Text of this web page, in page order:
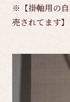
※【掛軸用の自
売されてます】